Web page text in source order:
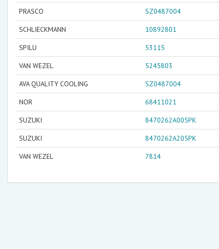
PRASCO SZ0487004
SCHLIECKMANN 10892801
SPILU 53115
VAN WEZEL 5245803
AVA QUALITY COOLING SZ0487004
NOR 68411021
SUZUKI 8470262A005PK
SUZUKI 8470262A205PK
VAN WEZEL 7814